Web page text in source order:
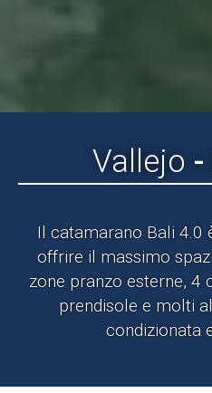
Vallejo -
Il catamarano Bali
offrire il massimo
zone pranzo esterne, 4
prendisole e molti
condizionata